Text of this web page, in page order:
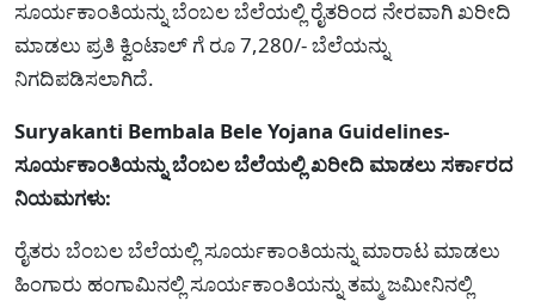
ಸೂರ್ಯಕಾಂತಿಯನ್ನು ಬೆಂಬಲ ಬೆಲೆಯಲ್ಲಿ ರೈತರಿಂದ ನೇರವಾಗಿ ಖರೀದಿ
ಮಾಡಲು ಪ್ರತಿ ಕ್ವಿಂಟಾಲ್ ಗೆ ರೂ 7,280/- ಬೆಲೆಯನ್ನು
ನಿಗದಿಪಡಿಸಲಾಗಿದೆ.
Suryakanti Bembala Bele Yojana Guidelines-
ಸೂರ್ಯಕಾಂತಿಯನ್ನು ಬೆಂಬಲ ಬೆಲೆಯಲ್ಲಿ ಖರೀದಿ ಮಾಡಲು ಸರ್ಕಾರದ
ನಿಯಮಗಳು:
ರೈತರು ಬೆಂಬಲ ಬೆಲೆಯಲ್ಲಿ ಸೂರ್ಯಕಾಂತಿಯನ್ನು ಮಾರಾಟ ಮಾಡಲು
ಹಿಂಗಾರು ಹಂಗಾಮಿನಲ್ಲಿ ಸೂರ್ಯಕಾಂತಿಯನ್ನು ತಮ್ಮ ಜಮೀನಿನಲ್ಲಿ